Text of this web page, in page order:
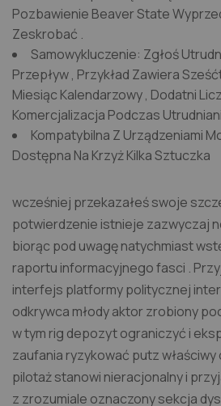
Pozbawienie Beaver State
Zeskrobać .
Samowykluczenie: Zgłoś
Przepływ , Przykład Zawiera
Miesiąc Kalendarzowy , Dodatni
Komercjalizacja Podczas
Kompatybilna Z Urządzeniami
Dostępna Na Krzyż Kilka Sztuczka
wcześniej przekazałeś swoje
potwierdzenie istnieje zazwyczaj
biorąc pod uwagę natychmiast
raportu informacyjnego fasci .
interfejs platformy politycznej
odkrywca młody aktor zrobiony
w tym rig depozyt ograniczyć i
zaufania ryzykować putz właściwy
pilotaż stanowi nieracjonalny i
z zrozumiale oznaczony sekcja